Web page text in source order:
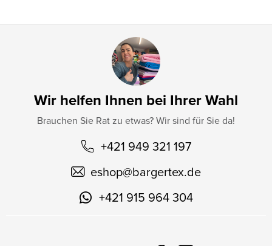
Wir helfen Ihnen bei Ihrer Wahl
Brauchen Sie Rat zu etwas? Wir sind für Sie da!
+421 949 321 197
eshop@bargertex.de
+421 915 964 304